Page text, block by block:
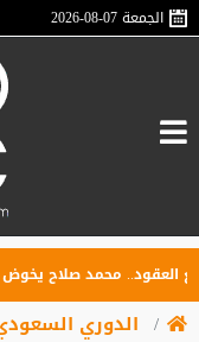
الجمعة2026-08-07
محمد صلاح يخوض
الدوري